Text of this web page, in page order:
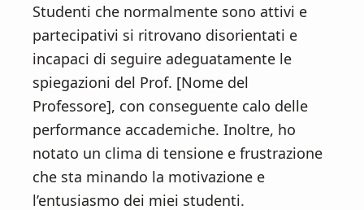
Studenti che normalmente sono attivi e
partecipativi si ritrovano disorientati e
incapaci di seguire adeguatamente le
spiegazioni del Prof. [Nome del
Professore], con conseguente calo delle
performance accademiche. Inoltre, ho
notato un clima di tensione e frustrazione
che sta minando la motivazione e
l’entusiasmo dei miei studenti.